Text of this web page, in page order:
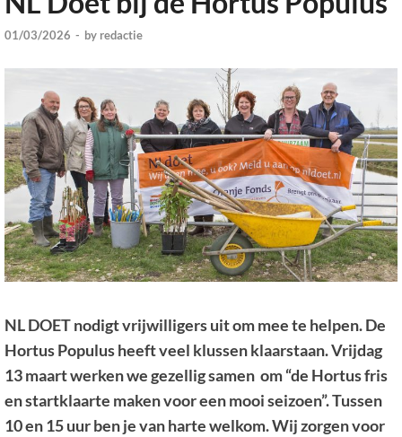
01/03/2026 - by redactie
NL DOET nodigt vrijwilligers uit om mee te helpen. De
Hortus Populus heeft veel klussen klaarstaan. Vrijdag
13 maart werken we gezellig samen om “de Hortus fris
en startklaarte maken voor een mooi seizoen”. Tussen
10 en 15 uur ben je van harte welkom. Wij zorgen voor